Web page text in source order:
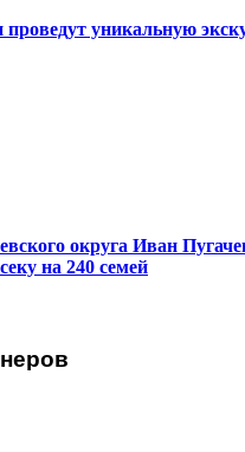
уникальную
округа Иван
на 240 семей